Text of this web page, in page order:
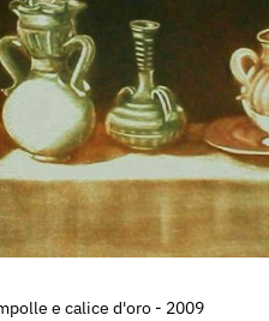
e calice d'oro - 2009